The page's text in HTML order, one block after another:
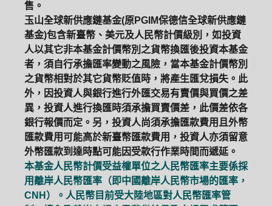
售。
玉山全球新供應鏈基金(原PGIM保德信全球新供應鏈
基金)包含新臺幣、美元及人民幣計價級別，如投資
人以其它非本基金計價幣別之貨幣換匯後投資本基金
者，須自行承擔匯率變動之風險，當本基金計價幣別
之貨幣相對於其它貨幣貶值時，將產生匯兌損失。此
外，因投資人與銀行進行外匯交易有賣價與買價之差
異，投資人進行換匯時須承擔買賣價差，此價差依各
銀行報價而定。另，投資人尚須承擔匯款費用且外幣
匯款費用可能高於新臺幣匯款費用，投資人亦須留意
外幣匯款到達時點可能因受款行作業時間而遞延。
本基金人民幣計價受益權單位之人民幣匯率主要係採
用離岸人民幣匯率（即中國離岸人民幣市場的匯率，
CNH）。人民幣目前受大陸地區對人民幣匯率管